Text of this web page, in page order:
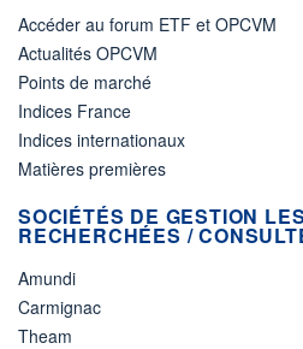
Accéder au forum ETF et OPCVM
Actualités OPCVM
Points de marché
Indices France
Indices internationaux
Matières premières
SOCIÉTÉS DE GESTION
RECHERCHÉES /
Amundi
Carmignac
Theam